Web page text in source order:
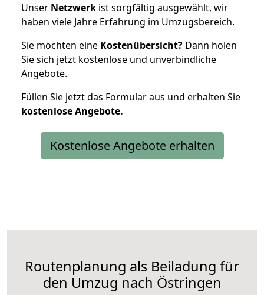
Unser Netzwerk ist sorgfältig ausgewählt, wir
haben viele Jahre Erfahrung im Umzugsbereich.
Sie möchten eine Kostenübersicht? Dann holen
Sie sich jetzt kostenlose und unverbindliche
Angebote.
Füllen Sie jetzt das Formular aus und erhalten Sie
kostenloseAngebote.
Kostenlose Angebote erhalten
Routenplanung als Beiladung für
den Umzug nach Östringen